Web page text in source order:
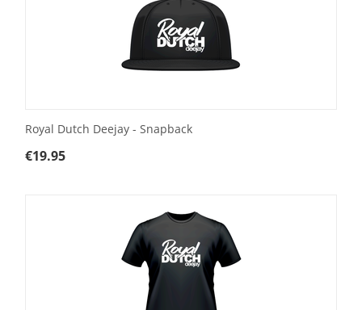
Royal Dutch Deejay - Snapback
€19.95